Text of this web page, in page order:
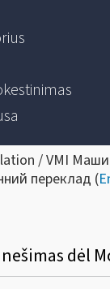
/ VMI
переклад (